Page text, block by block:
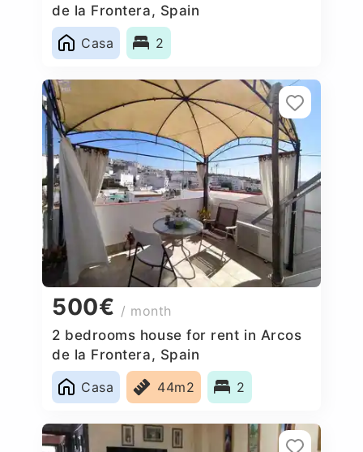
de la Frontera, Spain
Casa
2
500€ / month
2 bedrooms house for rent in Arcos
de la Frontera, Spain
Casa
44m2 2